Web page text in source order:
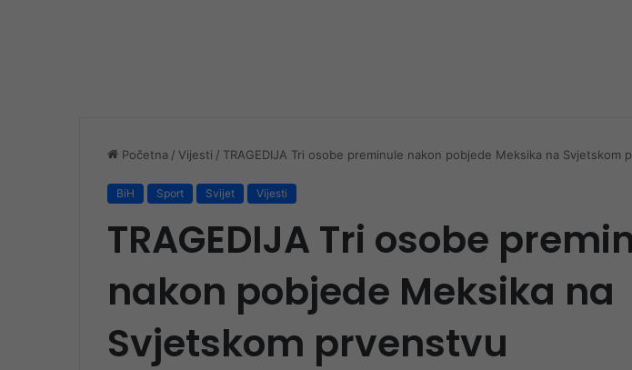
Početna / Vijesti / TRAGEDIJA Tri osobe preminule nakon pobjede Meksika na Svjetskom
BiH Sport Svijet Vijesti
TRAGEDIJA Tri osobe
nakon pobjede Meksika na
Svjetskom prvenstvu